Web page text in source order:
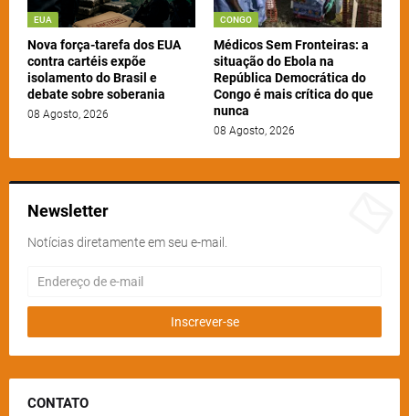
EUA
Nova força-tarefa dos EUA
contra cartéis expõe
isolamento do Brasil e
debate sobre soberania
08 Agosto, 2026
CONGO
Médicos Sem Fronteiras: a
situação do Ebola na
República Democrática do
Congo é mais crítica do que
nunca
08 Agosto, 2026
Newsletter
Notícias diretamente em seu e-mail.
CONTATO